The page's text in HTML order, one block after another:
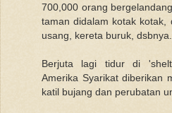
700,000 orang
taman didalam kotak kotak,
usang, kereta buruk, dsbnya.
Berjuta lagi tidur di
Amerika Syarikat diberikan
katil bujang dan perubatan